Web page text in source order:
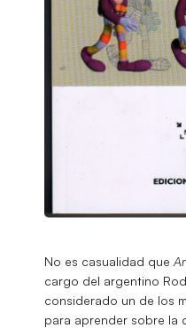
No es casualidad que
cargo del argentino
considerado un de los
para aprender sobre la